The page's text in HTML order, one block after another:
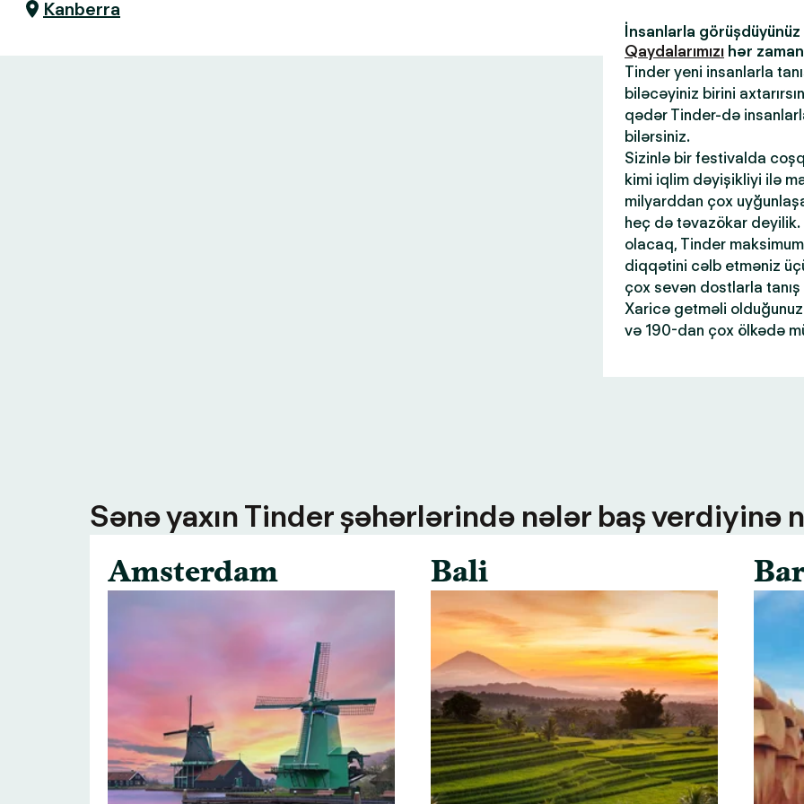
Kanberra
İnsanlarla
Qaydalarımızı hər
Tinder yeni insanlarla
biləcəyiniz birini
qədər Tinder-də
bilərsiniz.
Sizinlə bir festivalda
kimi iqlim dəyişikliyi ilə
milyarddan çox
heç də təvazökar deyilik.
olacaq, Tinder
diqqətini cəlb etməniz
çox sevən dostlarla
Xaricə getməli
və 190-dan çox ölkədə
Sənə yaxın Tinder şəhərlərində nələr baş verdiyinə
Amsterdam
Bali